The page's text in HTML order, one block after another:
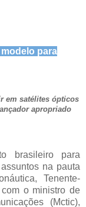
para
em satélites ópticos
apropriado
brasileiro para
na pauta
Tenente-
o ministro de
(Mctic),